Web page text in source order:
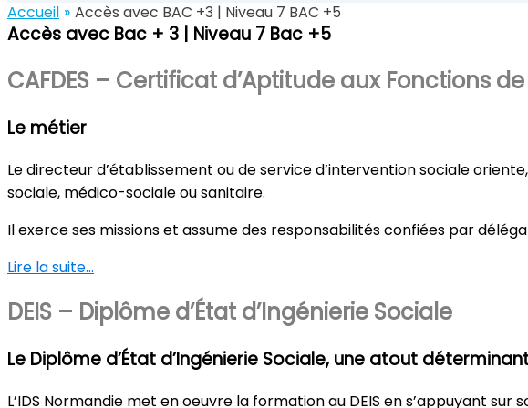
Accueil Accès avec BAC +3 | Niveau 7 BAC +5
Accès avec Bac + 3 | Niveau 7 Bac +5
CAFDES – Certificat d’Aptitude aux Fonctions
Le métier
Le directeur d’établissement ou de service d’intervention sociale
sociale, médico-sociale ou sanitaire.
Il exerce ses missions et assume des responsabilités confiées par
Lire la suite…
DEIS – Diplôme d’État d’Ingénierie Sociale​
Le Diplôme d’État d’Ingénierie Sociale, une atout
L’IDS Normandie met en oeuvre la formation au DEIS en s’appuyant